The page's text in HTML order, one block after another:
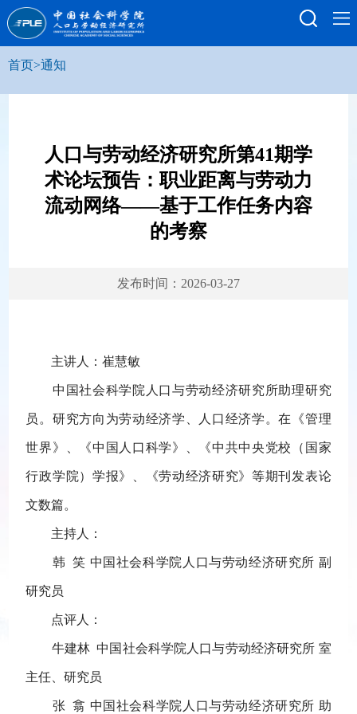
首页>通知
人口与劳动经济研究所第41期学
术论坛预告：职业距离与劳动力
流动网络——基于工作任务内容
的考察
发布时间：2026-03-27
主讲人：崔慧敏
中国社会科学院人口与劳动经济研究所助理研究
员。研究方向为劳动经济学、人口经济学。在《管理
世界》、《中国人口科学》、《中共中央党校（国家
行政学院）学报》、《劳动经济研究》等期刊发表论
文数篇。
主持人：
韩 笑 中国社会科学院人口与劳动经济研究所 副
研究员
点评人：
牛建林 中国社会科学院人口与劳动经济研究所 室
主任、研究员
张 翕 中国社会科学院人口与劳动经济研究所 助